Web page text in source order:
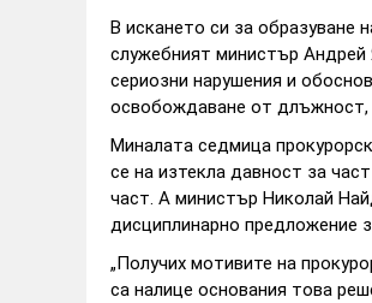
В искането си за образуване
служебният министър Андрей
сериозни нарушения и
освобождаване от длъжност,
Миналата седмица
се на изтекла давност за
част. А министър Николай
дисциплинарно предложение
„Получих мотивите на
са налице основания това